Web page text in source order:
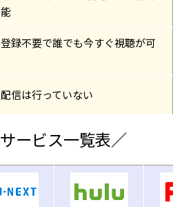
録不要で誰でも今すぐ視聴が可
信は行っていない
ービス一覧表／